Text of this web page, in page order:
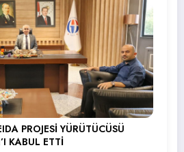
PROJESİ YÜRÜTÜCÜSÜ
KABUL ETTİ